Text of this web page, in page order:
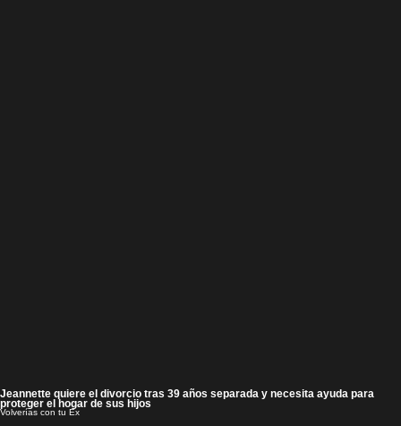
Jeannette quiere el divorcio tras 39 años separada y necesita ayuda para
proteger el hogar de sus hijos
Volverías con tu Ex